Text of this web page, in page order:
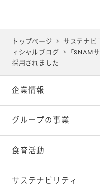
2025年4月
2025年3月
2025年2月
2024年5月
2024年4月
2024年3月
2023年6月
2023年5月
2023年4月
2022年7月
2022年6月
2022年5月
2021年8月
2021年7月
2021年6月
2020年9月
2020年8月
2020年7月
2019年10月
2019年9月
2019年8月
トップページ サステナビ
ィシャルブログ
「SNAM
採用されました
企業情報
グループの事業
食育活動
サステナビリティ